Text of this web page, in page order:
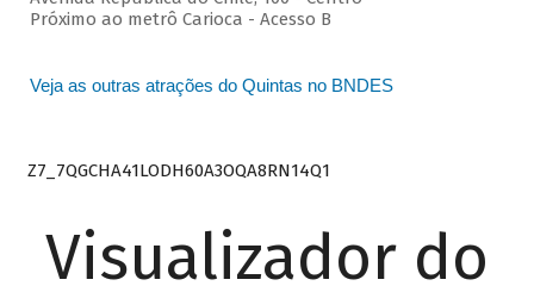
Próximo ao metrô Carioca - Acesso B
Veja as outras atrações do Quintas no BNDES
Z7_7QGCHA41LODH60A3OQA8RN14Q1
Visualizador do